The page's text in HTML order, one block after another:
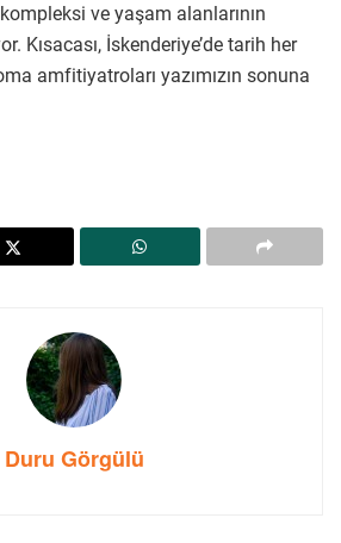
ve yaşam alanlarının
Kısacası, İskenderiye’de tarih her
amfitiyatroları yazımızın sonuna
Duru Görgülü